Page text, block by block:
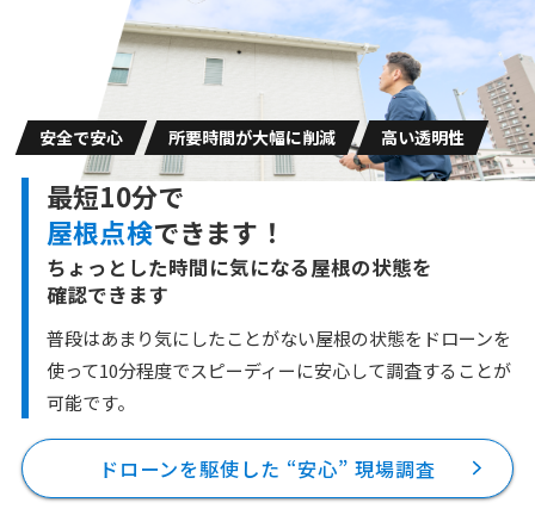
安全で安心 所要時間が大幅に削減 高い透明性
最短10分で
屋根点検できます！
ちょっとした時間に気になる屋根の状態を
確認できます
普段はあまり気にしたことがない屋根の状態をドローンを
使って10分程度でスピーディーに安心して調査することが
可能です。
ドローンを駆使した “安心” 現場調査